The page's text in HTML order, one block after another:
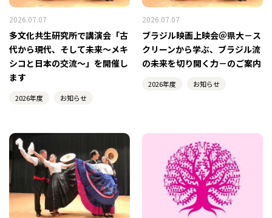
2026.07.07
多文化共生研究所で講演会「古
代から現代、そして未来～メキ
シコと日本の交流～」を開催し
ます
2026年度 お知らせ
2026.07.07
ブラジル映画上映会＠県大－ス
クリーンから学ぶ、ブラジル流
の未来を切り開く力－のご案内
2026年度 お知らせ